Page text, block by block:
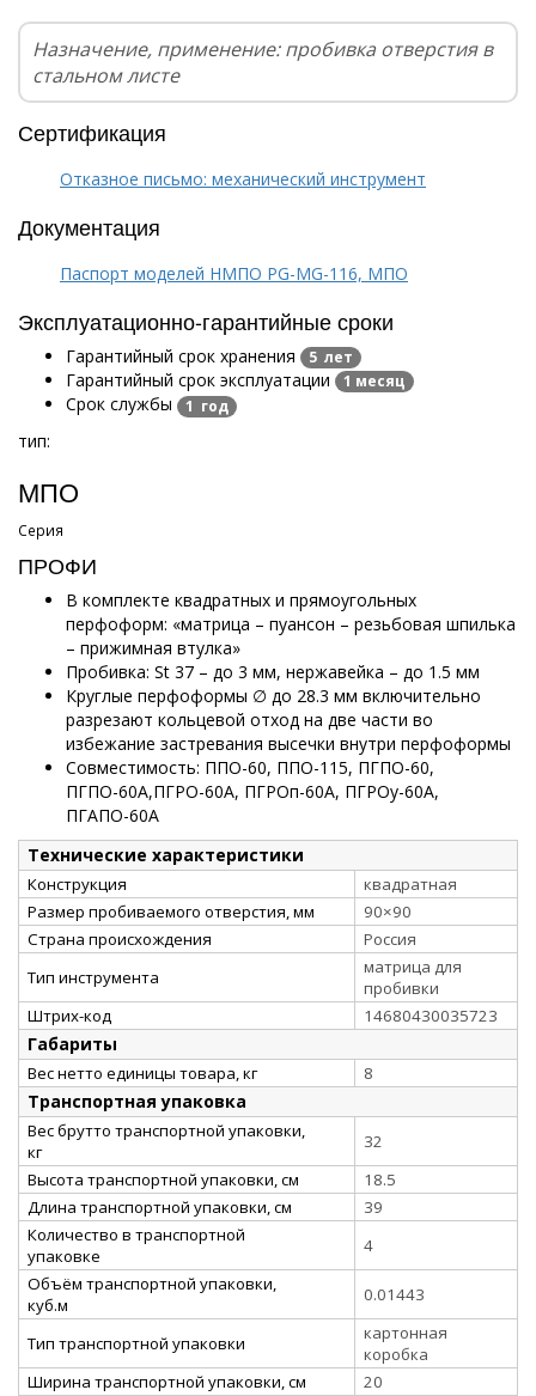
Назначение, применение: пробивка отверстия в
стальном листе
Сертификация
Отказное письмо: механический инструмент
Документация
Паспорт моделей НМПО PG-MG-116, МПО
Эксплуатационно-гарантийные сроки
Гарантийный срок хранения 5 лет
Гарантийный срок эксплуатации 1 месяц
Срок службы 1 год
тип:
МПО
Серия
ПРОФИ
В комплекте квадратных и прямоугольных
перфоформ: «матрица – пуансон – резьбовая шпилька
– прижимная втулка»
Пробивка: St 37 – до 3 мм, нержавейка – до 1.5 мм
Круглые перфоформы ∅ до 28.3 мм включительно
разрезают кольцевой отход на две части во
избежание застревания высечки внутри перфоформы
Совместимость: ППО-60, ППО-115, ПГПО-60,
ПГПО-60А,ПГРО-60А, ПГРОп-60А, ПГРОу-60А,
ПГАПО-60А
Технические характеристики
Конструкция
квадратная
Размер пробиваемого отверстия, мм
90×90
Страна происхождения
Россия
Тип инструмента
матрица для
пробивки
Штрих-код
14680430035723
Габариты
Вес нетто единицы товара, кг 8
Транспортная упаковка
Вес брутто транспортной упаковки,
кг
32
Высота транспортной упаковки, см
18.5
Длина транспортной упаковки, см
39
Количество в транспортной
упаковке
4
Объём транспортной упаковки,
куб.м
0.01443
Тип транспортной упаковки
картонная
коробка
Ширина транспортной упаковки, см
20